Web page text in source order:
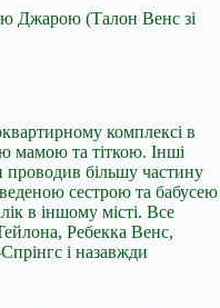
Джарою (Талон Венс зі
комплексі в
мамою та тіткою. Інші
проводив більшу частину
сестрою та бабусею
в іншому місті. Все
Ребекка Венс,
і назавжди